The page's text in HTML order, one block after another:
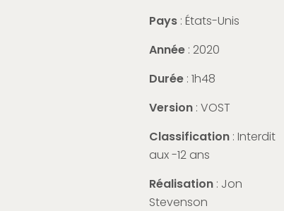
Pays : États-Unis
Année : 2020
Durée : 1h48
Version : VOST
Classification : Interdit
aux -12 ans
Réalisation : Jon
Stevenson